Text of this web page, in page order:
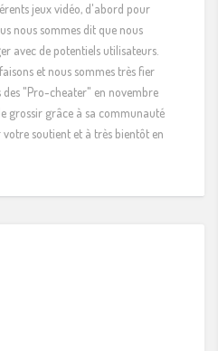
jeux vidéo, d'abord pour
nous sommes dit que nous
avec de potentiels utilisateurs.
et nous sommes très fier
"Pro-cheater" en novembre
grossir grâce à sa communauté
soutient et à très bientôt en